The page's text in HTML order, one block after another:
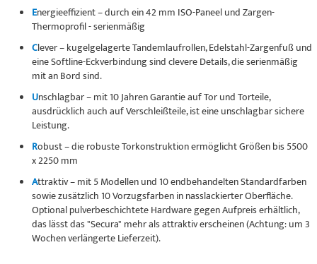
Energieeffizient – durch ein 42 mm ISO-Paneel und Zargen-
Thermoprofil - serienmäßig
Clever – kugelgelagerte Tandemlaufrollen, Edelstahl-Zargenfuß und
eine Softline-Eckverbindung sind clevere Details, die serienmäßig
mit an Bord sind.
Unschlagbar – mit 10 Jahren Garantie auf Tor und Torteile,
ausdrücklich auch auf Verschleißteile, ist eine unschlagbar sichere
Leistung.
Robust – die robuste Torkonstruktion ermöglicht Größen bis 5500
x 2250 mm
Attraktiv – mit 5 Modellen und 10 endbehandelten Standardfarben
sowie zusätzlich 10 Vorzugsfarben in nasslackierter Oberfläche.
Optional pulverbeschichtete Hardware gegen Aufpreis erhältlich,
das lässt das "Secura" mehr als attraktiv erscheinen (Achtung: um 3
Wochen verlängerte Lieferzeit).